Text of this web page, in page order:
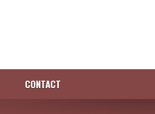
CONTACT